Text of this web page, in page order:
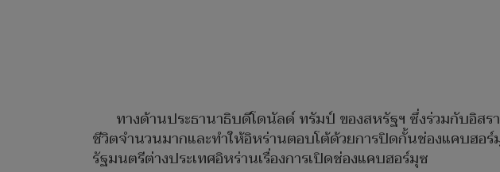
ทางด้านประธานาธิบดีโดนัลด์ ทรัมป์ ของสหรัฐฯ ซึ่งร่วมกับอิส
ชีวิตจำนวนมากและทำให้อิหร่านตอบโต้ด้วยการปิดกั้นช่องแคบฮอ
รัฐมนตรีต่างประเทศอิหร่านเรื่องการเปิดช่องแคบฮอร์มุซ